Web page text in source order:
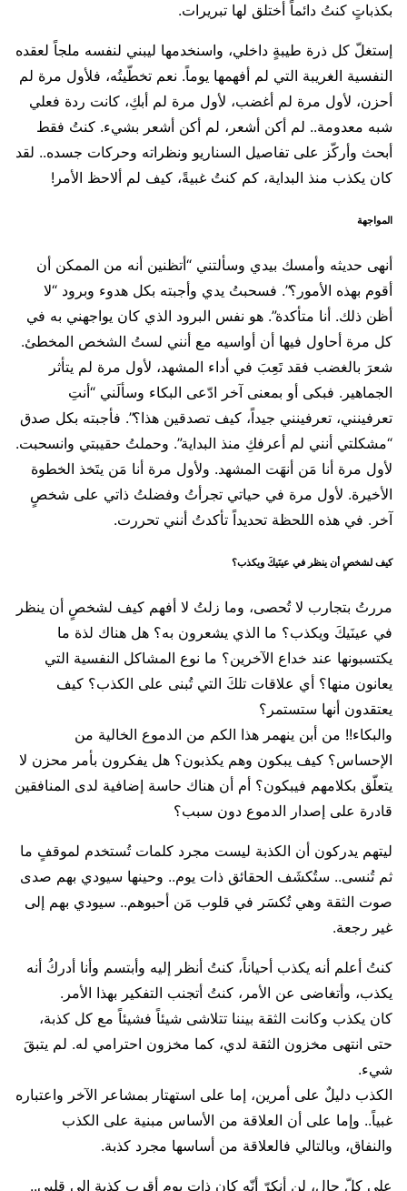
بكذباتٍ كنتُ دائماً أختلق لها تبريرات.
إستغلّ كل ذرة طيبةٍ داخلي، واسنخدمها ليبني لنفسه ملجاً لعقده
النفسية الغريبة التي لم أفهمها يوماً. نعم تخطّيتُه، فلأول مرة لم
أحزن، لأول مرة لم أغضب، لأول مرة لم أبكِ، كانت ردة فعلي
شبه معدومة.. لم أكن أشعر، لم أكن أشعر بشيء. كنتُ فقط
أبحث وأركّز على تفاصيل السناريو ونظراته وحركات جسده.. لقد
كان يكذب منذ البداية، كم كنتُ غبيةً، كيف لم ألاحظ الأمر!
المواجهة
أنهى حديثه وأمسك بيدي وسألتني “أتظنين أنه من الممكن أن
أقوم بهذه الأمور؟”. فسحبتُ يدي وأجبته بكل هدوء وبرود “لا
أظن ذلك. أنا متأكدة”. هو نفس البرود الذي كان يواجهني به في
كل مرة أحاول فيها أن أواسيه مع أنني لستُ الشخص المخطئ.
شعرَ بالغضب فقد تَعِبَ في أداء المشهد، لأول مرة لم يتأثر
الجماهير. فبكى أو بمعنى آخر ادّعى البكاء وسألَني “أنتِ
تعرفينني، تعرفينني جيداً، كيف تصدقين هذا؟”. فأجبته بكل صدق
“مشكلتي أنني لم أعرفكِ منذ البداية”. وحملتُ حقيبتي وانسحبت.
لأول مرة أنا مَن أنهَت المشهد. ولأول مرة أنا مَن يتَخذ الخطوة
الأخيرة. لأول مرة في حياتي تجرأتُ وفضلتُ ذاتي على شخصٍ
آخر. في هذه اللحظة تحديداً تأكدتُ أنني تحررت.
كيف لشخصٍ أن ينظر في عينَيكَ ويكذب؟
مررتُ بتجارب لا تُحصى، وما زلتُ لا أفهم كيف لشخصٍ أن ينظر
في عينَيكَ ويكذب؟ ما الذي يشعرون به؟ هل هناك لذة ما
يكتسبونها عند خداع الآخرين؟ ما نوع المشاكل النفسية التي
يعانون منها؟ أي علاقات تلكَ التي تُبنى على الكذب؟ كيف
يعتقدون أنها ستستمر؟
والبكاء!! من أبن ينهمر هذا الكم من الدموع الخالية من
الإحساس؟ كيف يبكون وهم يكذبون؟ هل يفكرون بأمر محزن لا
يتعلّق بكلامهم فيبكون؟ أم أن هناك حاسة إضافية لدى المنافقين
قادرة على إصدار الدموع دون سبب؟
ليتهم يدركون أن الكذبة ليست مجرد كلمات تُستخدم لموقفٍ ما
ثم تُنسى.. ستُكشَف الحقائق ذات يوم.. وحينها سيودي بهم صدى
صوت الثقة وهي تُكسَر في قلوب مَن أحبوهم.. سيودي بهم إلى
غير رجعة.
كنتُ أعلم أنه يكذب أحياناً، كنتُ أنظر إليه وأبتسم وأنا أدركُ أنه
يكذب، وأتغاضى عن الأمر، كنتُ أتجنب التفكير بهذا الأمر.
كان يكذب وكانت الثقة بيننا تتلاشى شيئاً فشيئاً مع كل كذبة،
حتى انتهى مخزون الثقة لدي، كما مخزون احترامي له. لم يتبقَ
شيء.
الكذب دليلٌ على أمرين، إما على استهتار بمشاعر الآخر واعتباره
غبياً.. وإما على أن العلاقة من الأساس مبنية على الكذب
والنفاق، وبالتالي فالعلاقة من أساسها مجرد كذبة.
على كلّ حال، لن أنكرّ أنّه كان ذات يوم أقرب كذبة إلى قلبي..